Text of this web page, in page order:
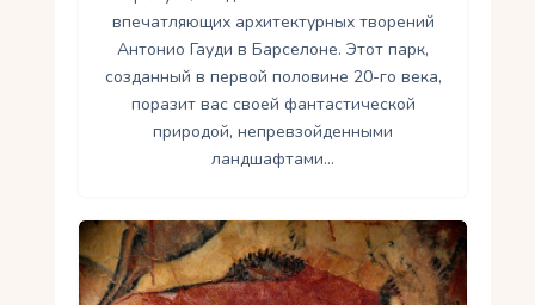
впечатляющих архитектурных творений
Антонио Гауди в Барселоне. Этот парк,
созданный в первой половине 20-го века,
поразит вас своей фантастической
природой, непревзойденными
ландшафтами…